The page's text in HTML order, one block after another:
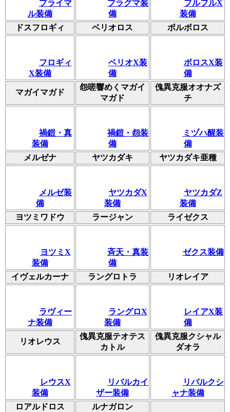
プライマ
ル装備
プラグマ装
備
フルフルX
装備
ドスフロギィ
ベリオロス ボルボロス
フロギィ
X装備
ベリオX装
備
ボロスX装
備
マガイマガド
怨嗟響めくマガイ
マガド
傀異克服オオナズ
チ
禍鎧・真
装備
禍鎧・怨装
備
ミヅハ醒装
備
メルゼナ
ヤツカダキ ヤツカダキ亜種
メルゼ装
備
ヤツカダX
装備
ヤツカダZ
装備
ヨツミワドウ
ラージャン ライゼクス
ヨツミX
装備
斉天・真装
備
ゼクス装備
イヴェルカーナ ラングロトラ リオレイア
ラヴィー
ナ装備
ラングロX
装備
レイアX装
備
リオレウス
傀異克服テオテス
カトル
傀異克服クシャル
ダオラ
レウスX
装備
リバルカイ
ザー装備
リバルクシ
ャナ装備
ロアルドロス
ルナガロン